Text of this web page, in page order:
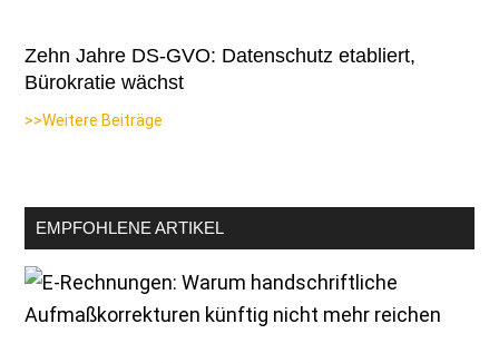
Zehn Jahre DS-GVO: Datenschutz etabliert,
Bürokratie wächst
>>Weitere Beiträge
EMPFOHLENE ARTIKEL